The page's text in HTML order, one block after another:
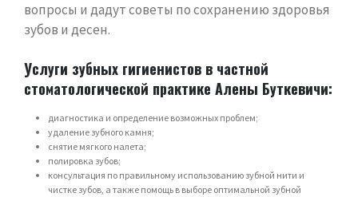
вопросы и дадут советы по сохранению здоровья
зубов и десен.
Услуги зубных гигиенистов в частной
стоматологической практике Алены Буткевичи:
диагностика и определение возможных проблем;
удаление зубного камня;
снятие мягкого налета;
полировка зубов;
консультация по правильному использованию зубной нити и
чистке зубов, а также помощь в выборе оптимальной зубной